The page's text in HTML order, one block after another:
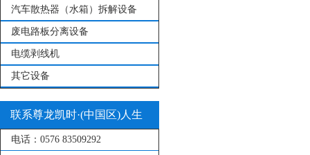
汽车散热器（水箱）拆解设备
废电路板分离设备
电缆剥线机
其它设备
联系尊龙凯时·(中国区)人生
就是搏!
电话： 0576 83509292